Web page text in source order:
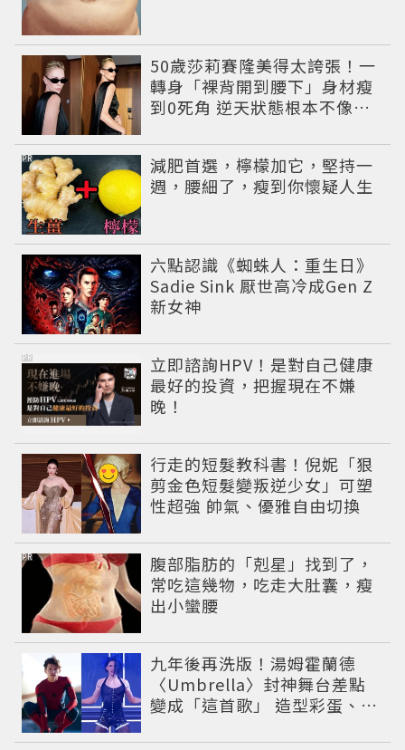
50歲莎莉賽隆美得太誇張！一
轉身「裸背開到腰下」身材瘦
到0死角 逆天狀態根本不像年
減肥首選，檸檬加它，堅持一
週，腰細了，瘦到你懷疑人生
PR
六點認識《蜘蛛人：重生日》
Sadie Sink 厭世高冷成Gen Z
新女神
立即諮詢HPV！是對自己健康
最好的投資，把握現在不嫌
晚！
PR
行走的短髮教科書！倪妮「狠
剪金色短髮變叛逆少女」可塑
性超強 帥氣、優雅自由切換
腹部脂肪的「剋星」找到了，
常吃這幾物，吃走大肚囊，瘦
出小蠻腰
PR
九年後再洗版！湯姆霍蘭德
〈Umbrella〉封神舞台差點
變成「這首歌」 造型彩蛋、暖